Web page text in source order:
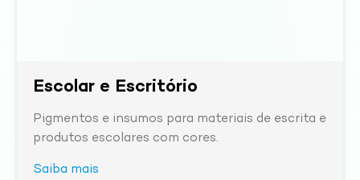
Escolar e Escritório
Pigmentos e insumos para materiais de escrita e
produtos escolares com cores.
Saiba mais